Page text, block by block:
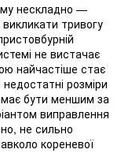
нескладно —
тривогу
не вистачає
найчастіше стає
розміри
має бути меншим за
виправлення
не сильно
кореневої